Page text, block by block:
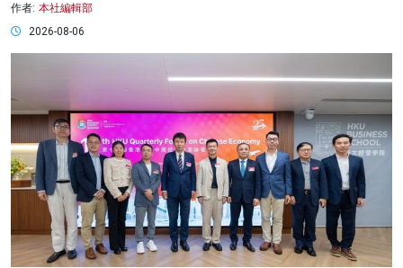
作者: 本社編輯部
2026-08-06